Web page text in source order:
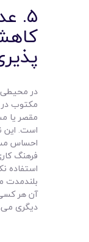
۵.
در
مکتوب
مقصر یا
است. این
احساس
فرهنگ
استفاده
بلندمدت
آن هر
دیگری می